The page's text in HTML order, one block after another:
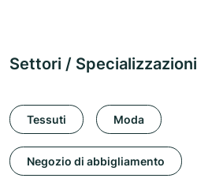
Settori / Specializzazioni
Tessuti Moda
Negozio di abbigliamento